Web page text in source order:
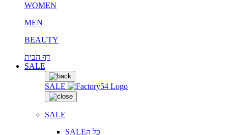
WOMEN
MEN
BEAUTY
דף הבית
SALE
SALE
SALE
SALEכל ה